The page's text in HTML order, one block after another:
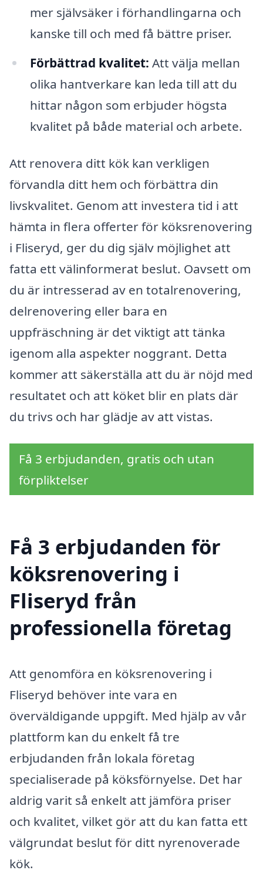
mer självsäker i förhandlingarna och
kanske till och med få bättre priser.
Förbättrad kvalitet: Att välja mellan
olika hantverkare kan leda till att du
hittar någon som erbjuder högsta
kvalitet på både material och arbete.
Att renovera ditt kök kan verkligen
förvandla ditt hem och förbättra din
livskvalitet. Genom att investera tid i att
hämta in flera offerter för köksrenovering
i Fliseryd, ger du dig själv möjlighet att
fatta ett välinformerat beslut. Oavsett om
du är intresserad av en totalrenovering,
delrenovering eller bara en
uppfräschning är det viktigt att tänka
igenom alla aspekter noggrant. Detta
kommer att säkerställa att du är nöjd med
resultatet och att köket blir en plats där
du trivs och har glädje av att vistas.
Få 3 erbjudanden, gratis och utan
förpliktelser
Få 3 erbjudanden för
köksrenovering i
Fliseryd från
professionella företag
Att genomföra en köksrenovering i
Fliseryd behöver inte vara en
överväldigande uppgift. Med hjälp av vår
plattform kan du enkelt få tre
erbjudanden från lokala företag
specialiserade på köksförnyelse. Det har
aldrig varit så enkelt att jämföra priser
och kvalitet, vilket gör att du kan fatta ett
välgrundat beslut för ditt nyrenoverade
kök.